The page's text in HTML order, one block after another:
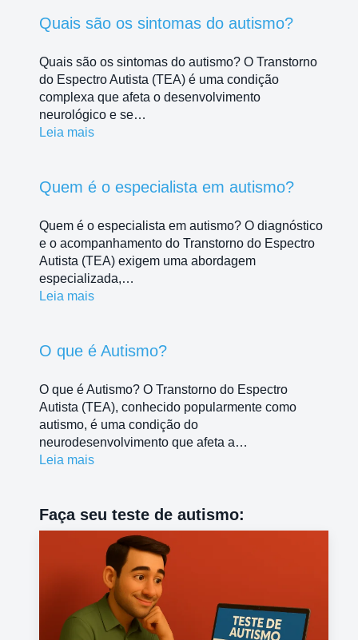
Quais são os sintomas do autismo?
Quais são os sintomas do autismo? O Transtorno
do Espectro Autista (TEA) é uma condição
complexa que afeta o desenvolvimento
neurológico e se…
Leia mais
Quem é o especialista em autismo?
Quem é o especialista em autismo? O diagnóstico
e o acompanhamento do Transtorno do Espectro
Autista (TEA) exigem uma abordagem
especializada,…
Leia mais
O que é Autismo?
O que é Autismo? O Transtorno do Espectro
Autista (TEA), conhecido popularmente como
autismo, é uma condição do
neurodesenvolvimento que afeta a…
Leia mais
Faça seu teste de autismo: